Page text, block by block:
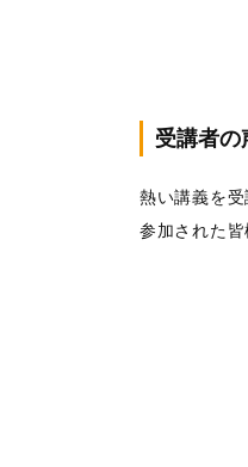
受講者の
熱い講義を
参加された